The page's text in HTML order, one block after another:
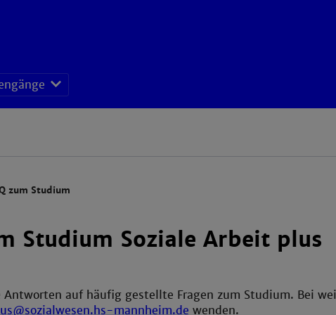
zum Studium
Studium Soziale Arbeit plus
Antworten auf häufig gestellte Fragen zum Studium. Bei
mannheim.de wenden.